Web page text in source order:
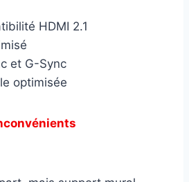
HDMI 2.1
et G-Sync
optimisée